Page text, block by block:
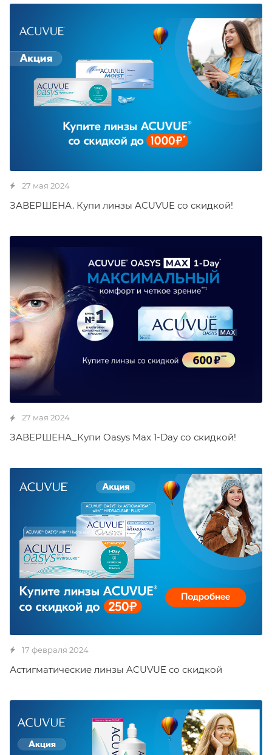
27 мая 2024
ЗАВЕРШЕНА. Купи линзы ACUVUE со скидкой!
27 мая 2024
ЗАВЕРШЕНА_Купи Oasys Max 1-Day со скидкой!
17 февраля 2024
Астигматические линзы ACUVUE со скидкой